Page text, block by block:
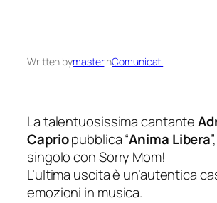
Written bymasterinComunicati
La talentuosissima cantante
Capriopubblica “Anima Libera
singolo con Sorry Mom!
L’ultima uscita è un’autentica
emozioni in musica.